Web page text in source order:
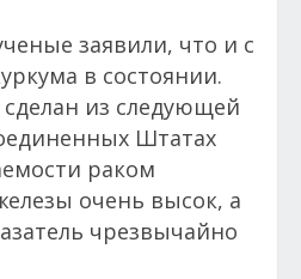
заявили, что и с
в состоянии.
из следующей
Штатах
раком
очень высок, а
чрезвычайно